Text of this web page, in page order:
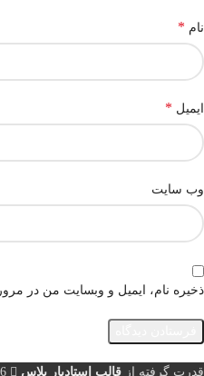
نام *
ایمیل *
وب‌ سایت
ذخیره نام، ایمیل و وبسایت من در
قدرت گرفته از قالب استادیار پلاس